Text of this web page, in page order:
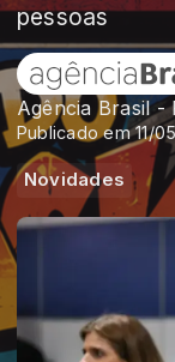
pessoas
Agência Brasil
Publicado em 11/
Novidades